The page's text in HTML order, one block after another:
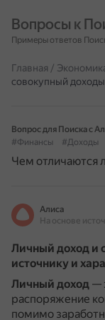
Вопросы к
Примеры ответов
Главная /
совокупный
Вопрос для Поиска с
#Финансы
#Доходы
Чем отличаются
Алиса
Личный доход и
источнику и
Личный доход —
распоряжение
помимо